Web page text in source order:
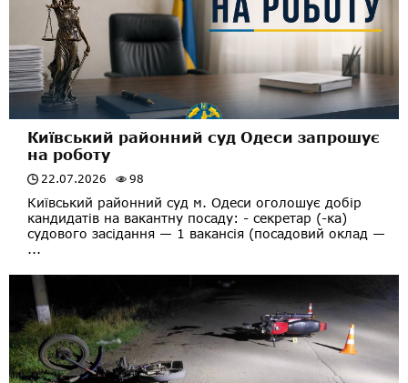
Київський районний суд Одеси запрошує
на роботу
22.07.2026 98
Київський районний суд м. Одеси оголошує добір
кандидатів на вакантну посаду: - секретар (-ка)
судового засідання — 1 вакансія (посадовий оклад —
...